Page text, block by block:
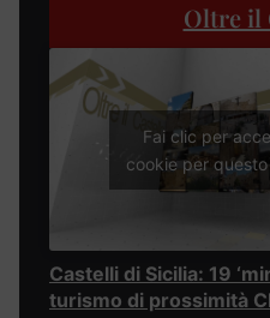
Oltre il
Fai clic per
cookie per
Castelli di Sicilia: 19
turismo di prossimità